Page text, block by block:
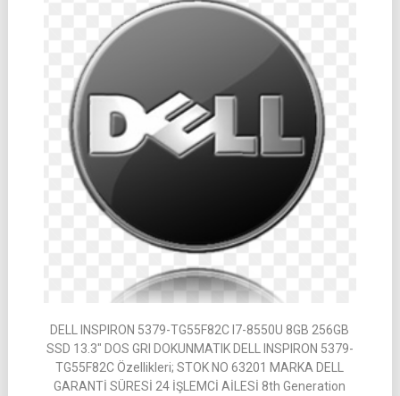
DELL INSPIRON 5379-TG55F82C I7-8550U 8GB 256GB
SSD 13.3″ DOS GRI DOKUNMATIK DELL INSPIRON 5379-
TG55F82C Özellikleri; STOK NO 63201 MARKA DELL
GARANTİ SÜRESİ 24 İŞLEMCİ AİLESİ 8th Generation